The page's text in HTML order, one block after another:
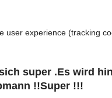
super .Es wird
!!Super !!!
experience (tracking